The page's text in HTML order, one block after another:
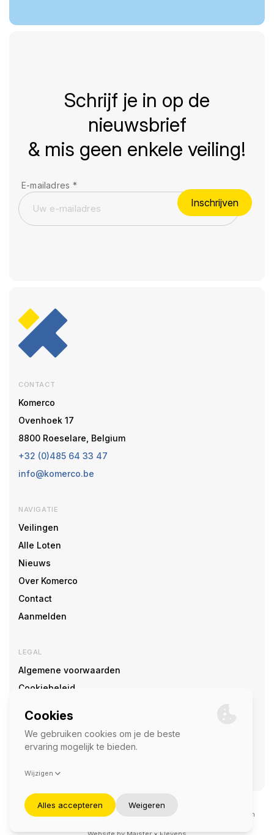
Schrijf je in op de
nieuwsbrief
& mis geen enkele veiling!
E-mailadres *
Inschrijven
CONTACT
Komerco
Ovenhoek 17
8800 Roeselare, Belgium
+32 (0)485 64 33 47
info@komerco.be
NAVIGATIE
Veilingen
Alle Loten
Nieuws
Over Komerco
Contact
Aanmelden
LEGAL
Algemene voorwaarden
Cookiebeleid
SOCIAL
©2026 — Komerco
Deze site wordt beschermd door reCAPTCHA en het
en